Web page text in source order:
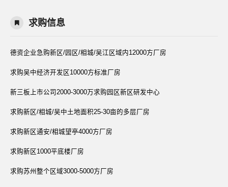
求购信息
德资企业急购新区/园区/相城/吴江区域内12000方厂房
求购吴中经济开发区10000方标准厂房
新三板上市公司2000-3000万求购园区新区研发中心
求购新区/相城/吴中土地面积25-30亩的多层厂房
求购新区通安/相城望亭4000方厂房
求购新区1000平底楼厂房
求购苏州整个区域3000-5000方厂房